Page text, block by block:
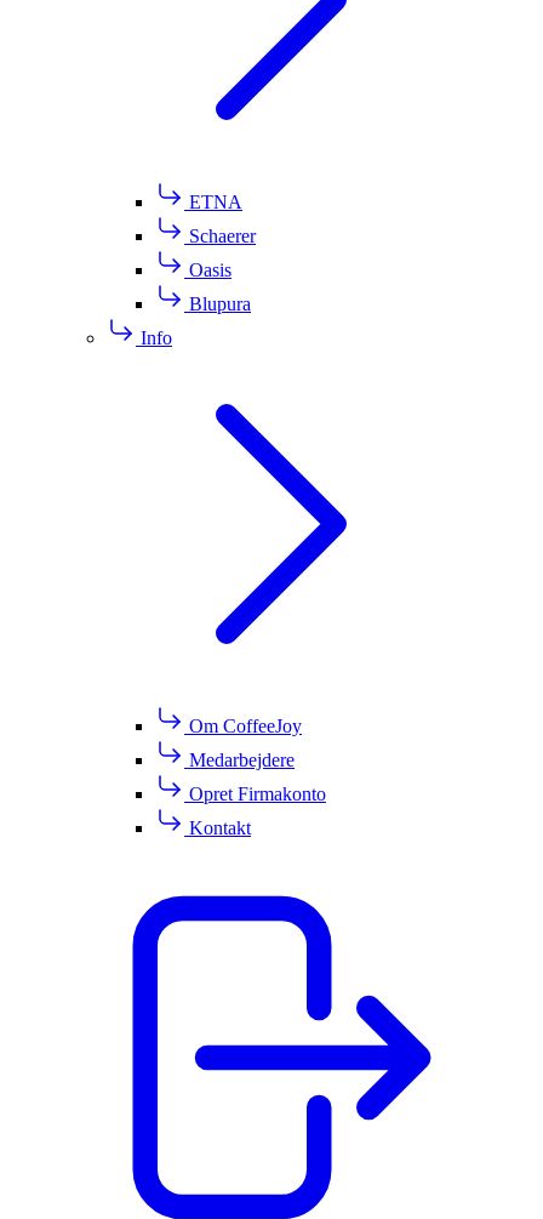
ETNA
Schaerer
Oasis
Blupura
Info
Om CoffeeJoy
Medarbejdere
Opret Firmakonto
Kontakt